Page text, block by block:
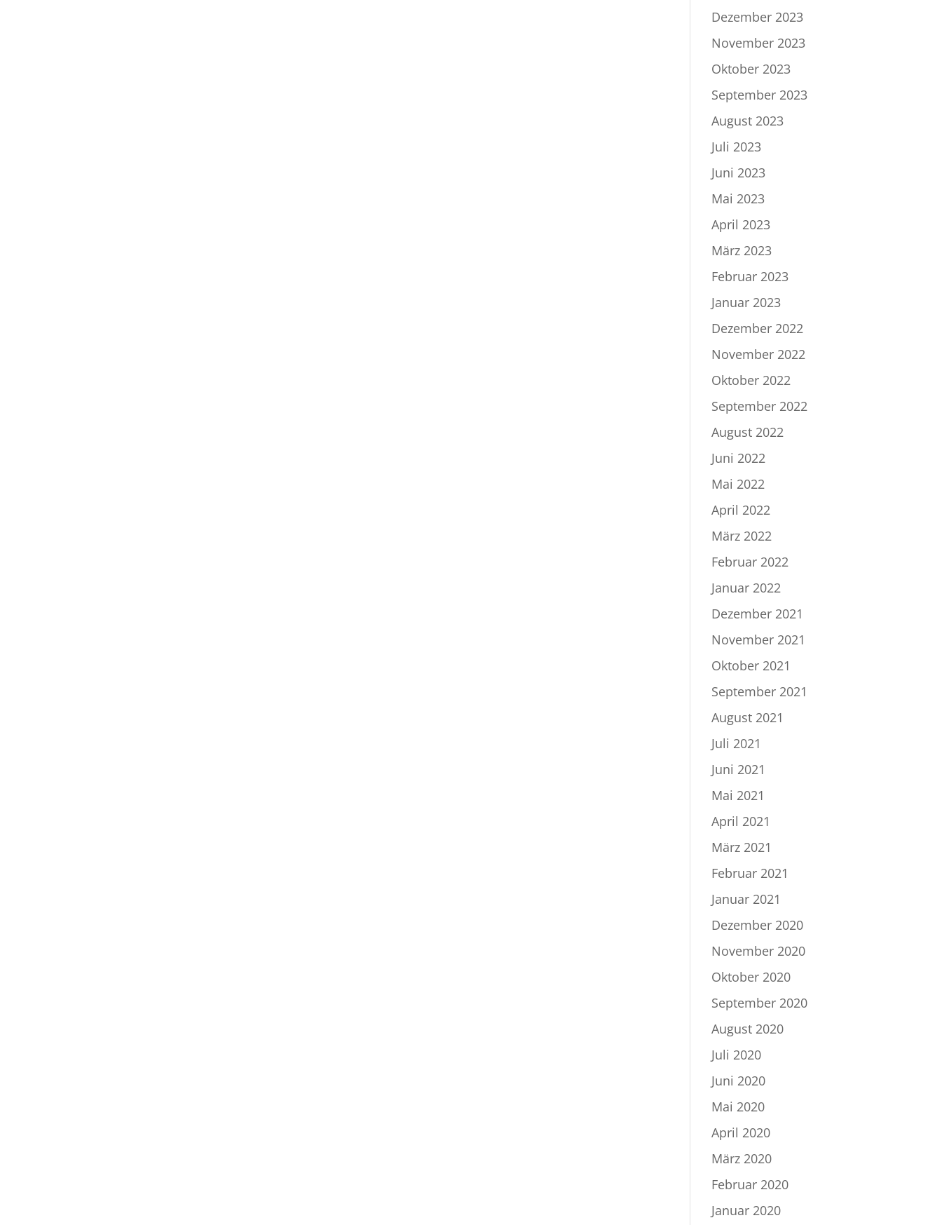
Dezember 2023
November 2023
Oktober 2023
September 2023
August 2023
Juli 2023
Juni 2023
Mai 2023
April 2023
März 2023
Februar 2023
Januar 2023
Dezember 2022
November 2022
Oktober 2022
September 2022
August 2022
Juni 2022
Mai 2022
April 2022
März 2022
Februar 2022
Januar 2022
Dezember 2021
November 2021
Oktober 2021
September 2021
August 2021
Juli 2021
Juni 2021
Mai 2021
April 2021
März 2021
Februar 2021
Januar 2021
Dezember 2020
November 2020
Oktober 2020
September 2020
August 2020
Juli 2020
Juni 2020
Mai 2020
April 2020
März 2020
Februar 2020
Januar 2020